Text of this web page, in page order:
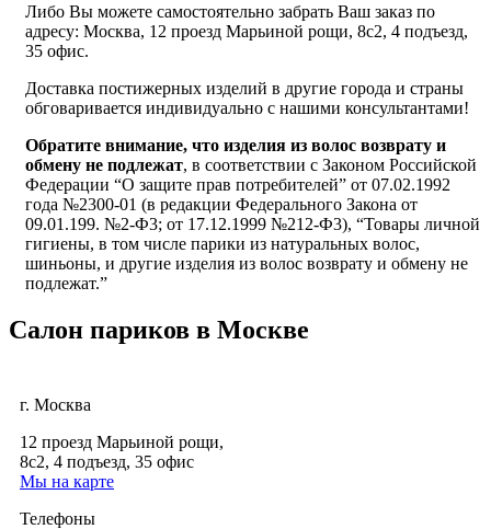
Либо Вы можете самостоятельно забрать Ваш заказ по
адресу: Москва, 12 проезд Марьиной рощи, 8с2, 4 подъезд,
35 офис.
Доставка постижерных изделий в другие города и страны
обговаривается индивидуально с нашими консультантами!
Обратите внимание, что изделия из волос возврату и
обмену не подлежат, в соответствии с Законом Российской
Федерации “О защите прав потребителей” от 07.02.1992
года №2300-01 (в редакции Федерального Закона от
09.01.199. №2-Ф3; от 17.12.1999 №212-Ф3), “Товары личной
гигиены, в том числе парики из натуральных волос,
шиньоны, и другие изделия из волос возврату и обмену не
подлежат.”
Салон париков в Москве
г. Москва
12 проезд Марьиной рощи,
8с2, 4 подъезд, 35 офис
Мы на карте
Телефоны